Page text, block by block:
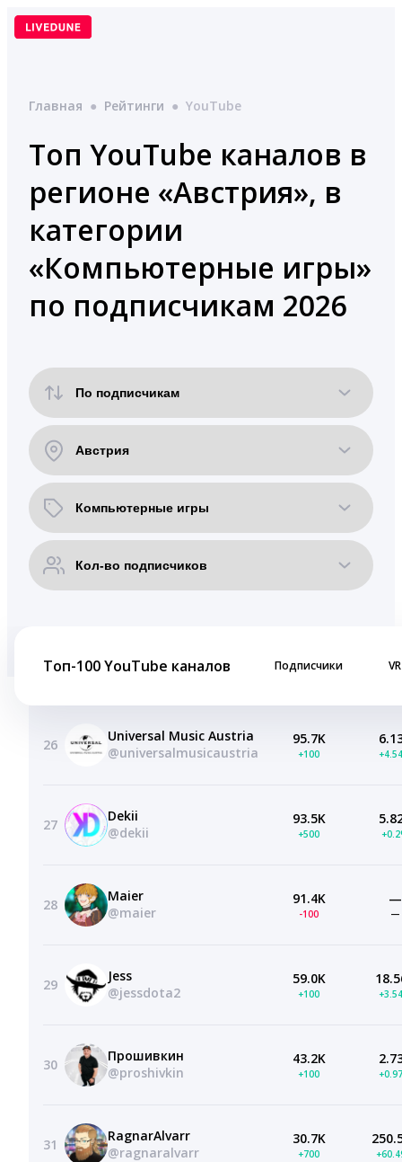
Перейти
Главная ● Рейтинги ● YouTube
Топ YouTube каналов в
регионе «Австрия», в
категории
«Компьютерные игры»
по подписчикам 2026
Топ-100 YouTube каналов Подписчики VR
26
Universal Music Austria
@universalmusicaustria
95.7K
+100
27
Dekii
@dekii
93.5K
+500
28
Maier
@maier
91.4K
-100
—
—
29
Jess
@jessdota2
59.0K
+100
30
Прошивкин
@proshivkin
43.2K
+100
31
RagnarAlvarr
@ragnaralvarr
30.7K
+700